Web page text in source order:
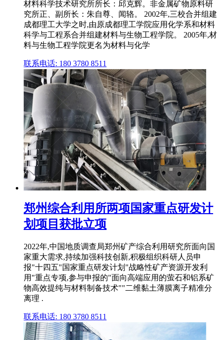
材料科学技术研究所所长：邱克辉。非金属矿物原料研
究所正、副所长：朱自尊、闻辂。 2002年,三校合并组建
成都理工大学之时,由原成都理工学院应用化学系和材料
科学与工程系合并组建材料与生物工程学院。 2005年,材
料与生物工程学院更名为材料与化学
联系电话: 180 3780 8511
郑州综合利用所两项国家重点研发计
划项目获批立项
2022年,中国地质调查局郑州矿产综合利用研究所面向国
家重大需求,持续加强科技创新,积极组织科研人员申
报"十四五"国家重点研发计划"战略性矿产资源开发利
用"重点专项,参与申报的"面向高端应用的萤石和铝系矿
物高效提纯与材料制备技术""二维黏土薄膜离子精准分
离理 .
联系电话: 180 3780 8511